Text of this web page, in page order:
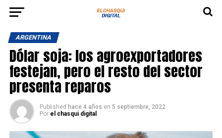
ARGENTINA
Dólar soja: los agroexportadores
festejan, pero el resto del sector
presenta reparos
Published hace 4 años en 5 septiembre, 2022
Por el chasqui digital